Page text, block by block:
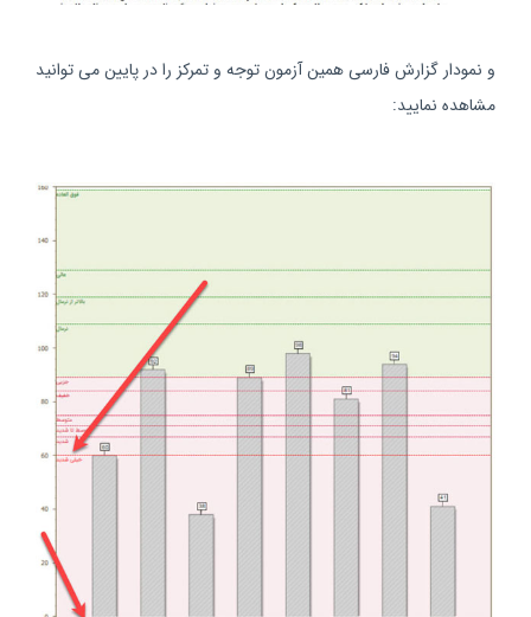
و نمودار گزارش فارسی همین آزمون توجه و تمرکز را در پایین می توانید
مشاهده نمایید: